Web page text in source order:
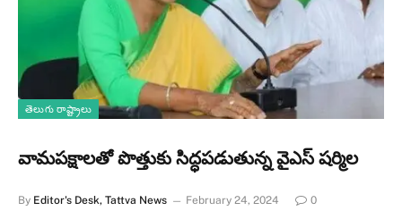
తెలుగు రాష్ట్రాలు
వామపక్షాలతో పొత్తుకు సిద్ధపడుతున్న వైఎస్ షర్మిల
By Editor's Desk, Tattva News February 24, 2024 0